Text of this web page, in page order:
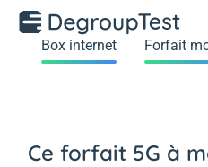
Box internet Forfait
Ce forfait 5G à